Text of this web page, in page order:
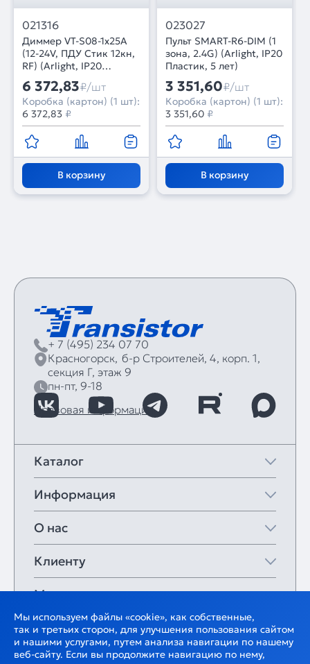
021316
Диммер VT-S08-1x25A
(12-24V, ПДУ Стик 12кн,
RF) (Arlight, IP20
Металл, 3 года)
6 372,83₽/шт
Коробка (картон) (1 шт):
6 372,83 ₽
В корзину
023027
Пульт SMART-R6-DIM (1
зона, 2.4G) (Arlight, IP20
Пластик, 5 лет)
3 351,60₽/шт
Коробка (картон) (1 шт):
3 351,60 ₽
В корзину
+ 7 (495) 234 07 70
Красногорск, б‑р Строителей, 4, корп. 1,
секция Г, этаж 9
пн-пт, 9-18
Правовая информация
Каталог
Информация
О нас
Клиенту
Мои закладки
Мы используем файлы «cookie», как собственные,
так и третьих сторон, для улучшения пользования сайтом
и нашими услугами, путем анализа навигации по нашему
веб-сайту. Если вы продолжите навигацию по нему,